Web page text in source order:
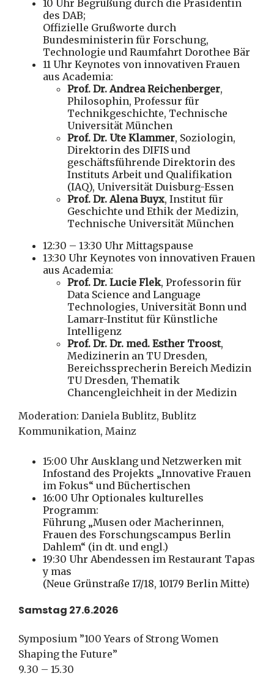
10 Uhr Begrüßung durch die Präsidentin
des DAB;
Offizielle Grußworte durch
Bundesministerin für Forschung,
Technologie und Raumfahrt Dorothee Bär
11 Uhr Keynotes von innovativen Frauen
aus Academia:
Prof. Dr. Andrea Reichenberger,
Philosophin, Professur für
Technikgeschichte, Technische
Universität München
Prof. Dr. Ute Klammer, Soziologin,
Direktorin des DIFIS und
geschäftsführende Direktorin des
Instituts Arbeit und Qualifikation
(IAQ), Universität Duisburg-Essen
Prof. Dr. Alena Buyx, Institut für
Geschichte und Ethik der Medizin,
Technische Universität München
12:30 – 13:30 Uhr Mittagspause
13:30 Uhr Keynotes von innovativen Frauen
aus Academia:
Prof. Dr. Lucie Flek, Professorin für
Data Science and Language
Technologies, Universität Bonn und
Lamarr-Institut für Künstliche
Intelligenz
Prof. Dr. Dr. med. Esther Troost,
Medizinerin an TU Dresden,
Bereichssprecherin Bereich Medizin
TU Dresden, Thematik
Chancengleichheit in der Medizin
Moderation: Daniela Bublitz, Bublitz
Kommunikation, Mainz
15:00 Uhr Ausklang und Netzwerken mit
Infostand des Projekts „Innovative Frauen
im Fokus“ und Büchertischen
16:00 Uhr Optionales kulturelles
Programm:
Führung „Musen oder Macherinnen,
Frauen des Forschungscampus Berlin
Dahlem“ (in dt. und engl.)
19:30 Uhr Abendessen im Restaurant Tapas
y mas
(Neue Grünstraße 17/18, 10179 Berlin Mitte)
Samstag 27.6.2026
Symposium ”100 Years of Strong Women
Shaping the Future”
9.30 – 15.30